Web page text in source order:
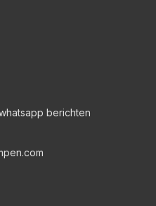
berichten